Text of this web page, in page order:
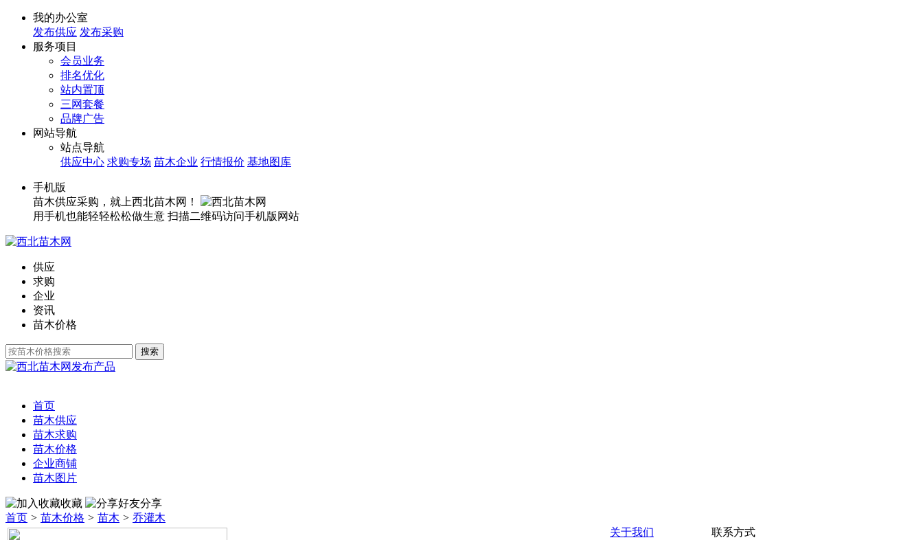
我的办公室
发布供应 发布采购
服务项目
会员业务
排名优化
站内置顶
三网套餐
品牌广告
网站导航
站点导航
供应中心 求购专场 苗木企业 行情报价 基地图库
手机版
苗木供应采购，就上西北苗木网！
用手机也能轻轻松松做生意 扫描二维码访问手机版网站
供应
求购
企业
资讯
苗木价格
发布产品
首页
苗木供应
苗木求购
苗木价格
企业商铺
苗木图片
收藏
分享
首页 > 苗木价格 > 苗木 > 乔灌木
联系方式
关于我们